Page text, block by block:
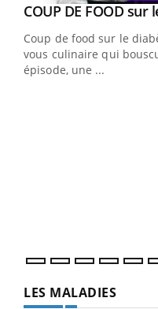
Youtube
COUP DE FOOD sur
Coup de food sur le
vous culinaire qui
épisode, une ...
LES MALADIES